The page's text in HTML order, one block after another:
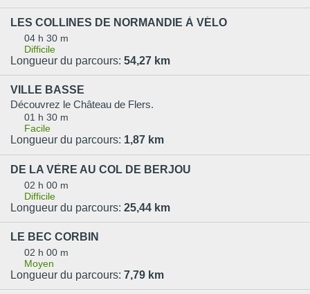
LES COLLINES DE NORMANDIE À VÉLO
04 h 30 m
Difficile
Longueur du parcours: 54,27 km
VILLE BASSE
Découvrez le Château de Flers.
01 h 30 m
Facile
Longueur du parcours: 1,87 km
DE LA VÈRE AU COL DE BERJOU
02 h 00 m
Difficile
Longueur du parcours: 25,44 km
LE BEC CORBIN
02 h 00 m
Moyen
Longueur du parcours: 7,79 km